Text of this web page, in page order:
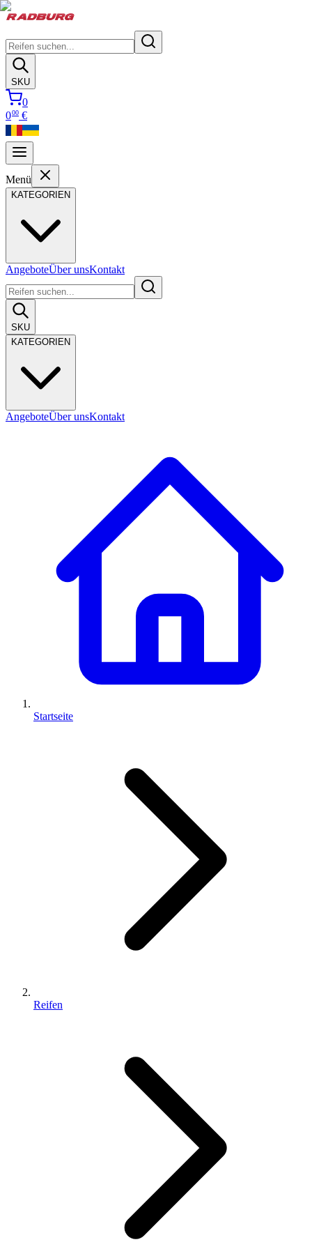
SKU
0
000 €
Menü
KATEGORIEN
AngeboteÜber unsKontakt
SKU
KATEGORIEN
AngeboteÜber unsKontakt
Startseite
Reifen